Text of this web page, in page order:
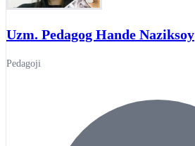
Uzm. Pedagog Hande Naziksoy
Pedagoji